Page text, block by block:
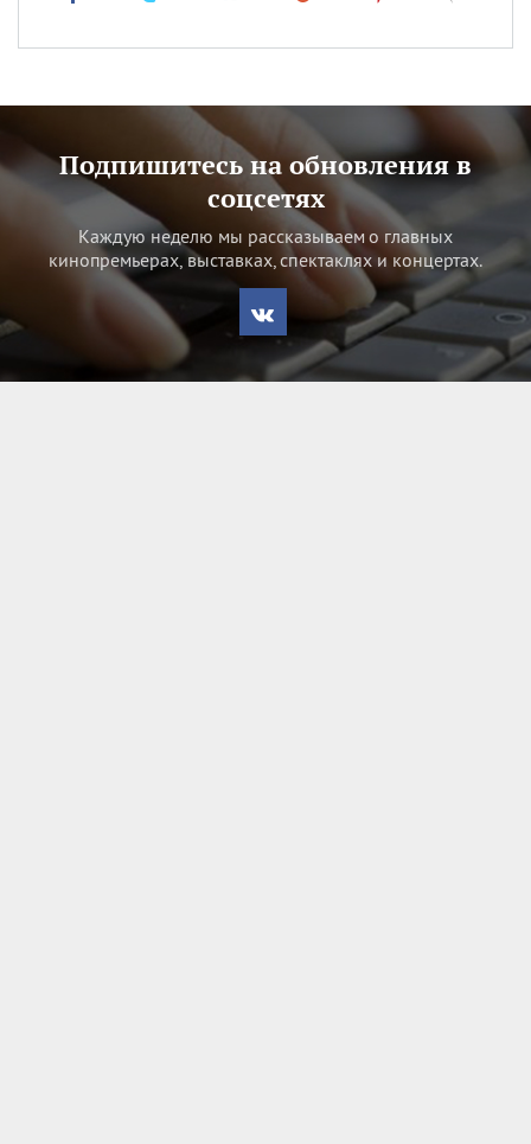
Подпишитесь на обновления в
соцсетях
Каждую неделю мы рассказываем о главных
кинопремьерах, выставках, спектаклях и концертах.